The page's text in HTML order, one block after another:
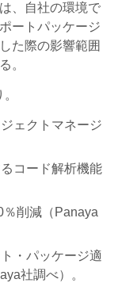
、自社の環境で
ートパッケージ
た際の影響範囲
。
ェクトマネージ
コード解析機能
削減（Panaya
・パッケージ適
社調べ）。